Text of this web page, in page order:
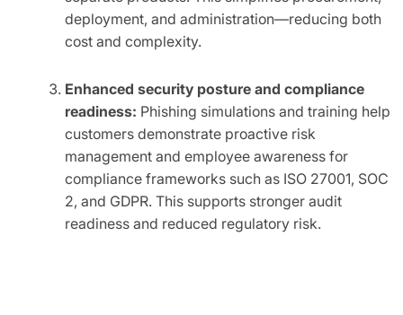
deployment, and administration—reducing both
cost and complexity.
Enhanced security posture and compliance
readiness: Phishing simulations and training help
customers demonstrate proactive risk
management and employee awareness for
compliance frameworks such as ISO 27001, SOC
2, and GDPR. This supports stronger audit
readiness and reduced regulatory risk.